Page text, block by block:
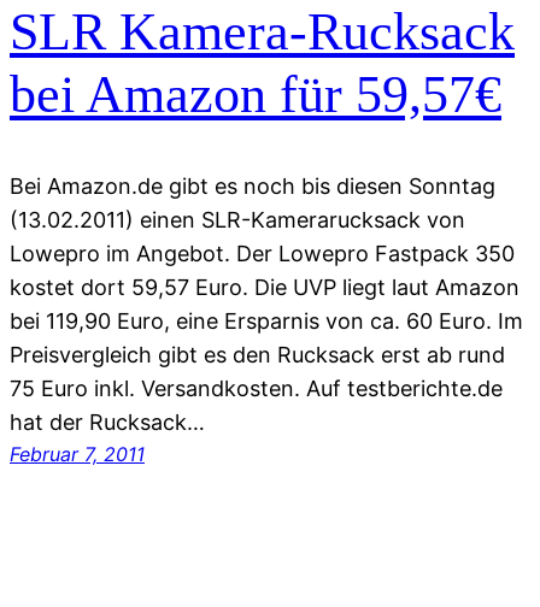
SLR Kamera-Rucksack
bei Amazon für 59,57€
Bei Amazon.de gibt es noch bis diesen Sonntag
(13.02.2011) einen SLR-Kamerarucksack von
Lowepro im Angebot. Der Lowepro Fastpack 350
kostet dort 59,57 Euro. Die UVP liegt laut Amazon
bei 119,90 Euro, eine Ersparnis von ca. 60 Euro. Im
Preisvergleich gibt es den Rucksack erst ab rund
75 Euro inkl. Versandkosten. Auf testberichte.de
hat der Rucksack…
Februar 7, 2011